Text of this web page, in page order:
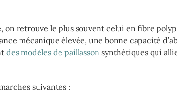
on retrouve le plus souvent celui en fibre
mécanique élevée, une bonne capacité
des modèles de paillasson synthétiques qui
suivantes :